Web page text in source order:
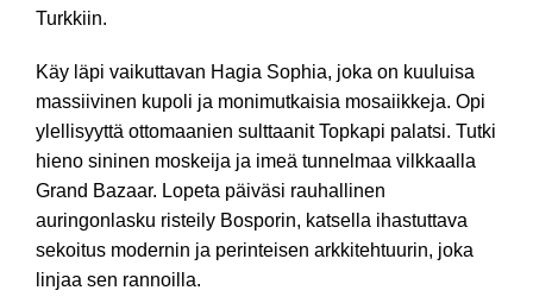
Turkkiin.
Käy läpi vaikuttavan Hagia Sophia, joka on kuuluisa
massiivinen kupoli ja monimutkaisia mosaiikkeja. Opi
ylellisyyttä ottomaanien sulttaanit Topkapi palatsi. Tutki
hieno sininen moskeija ja imeä tunnelmaa vilkkaalla
Grand Bazaar. Lopeta päiväsi rauhallinen
auringonlasku risteily Bosporin, katsella ihastuttava
sekoitus modernin ja perinteisen arkkitehtuurin, joka
linjaa sen rannoilla.